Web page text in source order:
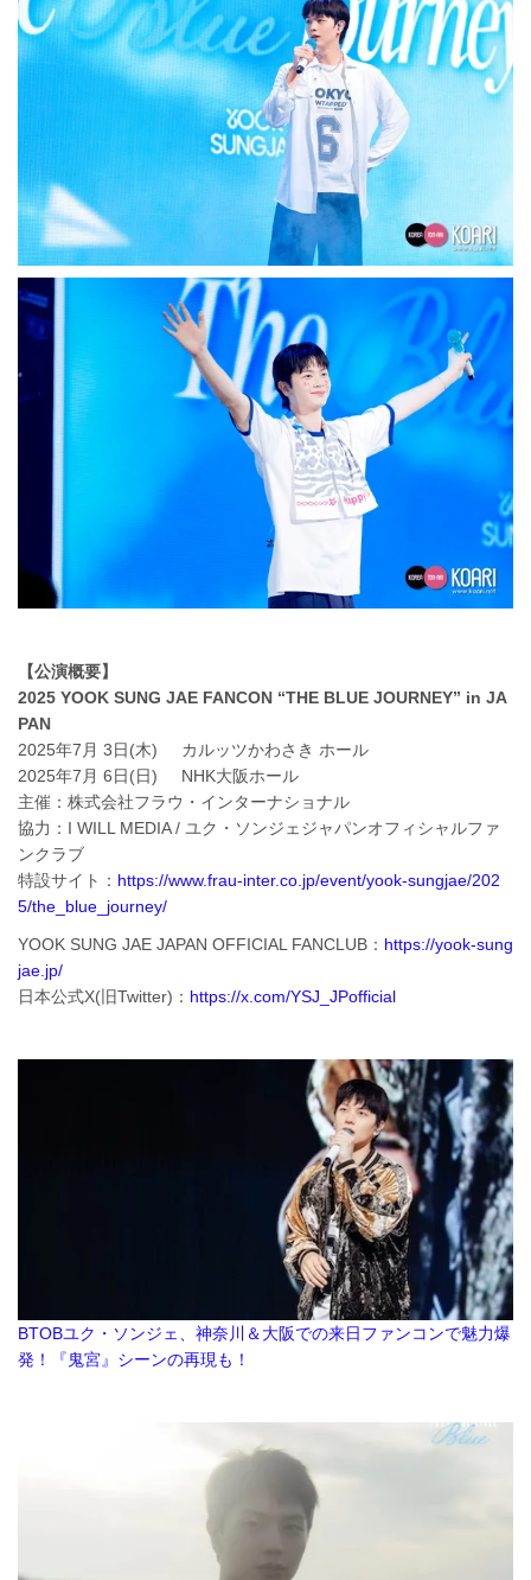
【公演概要】
2025 YOOK SUNG JAE FANCON “THE BLUE JOURNEY” in JA
PAN
2025年7月 3日(木) カルッツかわさき ホール
2025年7月 6日(日) NHK大阪ホール
主催：株式会社フラウ・インターナショナル
協力：I WILL MEDIA / ユク・ソンジェジャパンオフィシャルファ
ンクラブ
特設サイト： https://www.frau-inter.co.jp/event/yook-sungjae/202
5/the_blue_journey/
YOOK SUNG JAE JAPAN OFFICIAL FANCLUB： https://yook-sung
jae.jp/
日本公式X(旧Twitter)： https://x.com/YSJ_JPofficial
BTOBユク・ソンジェ、神奈川＆大阪での来日ファンコンで魅力爆
発！『鬼宮』シーンの再現も！